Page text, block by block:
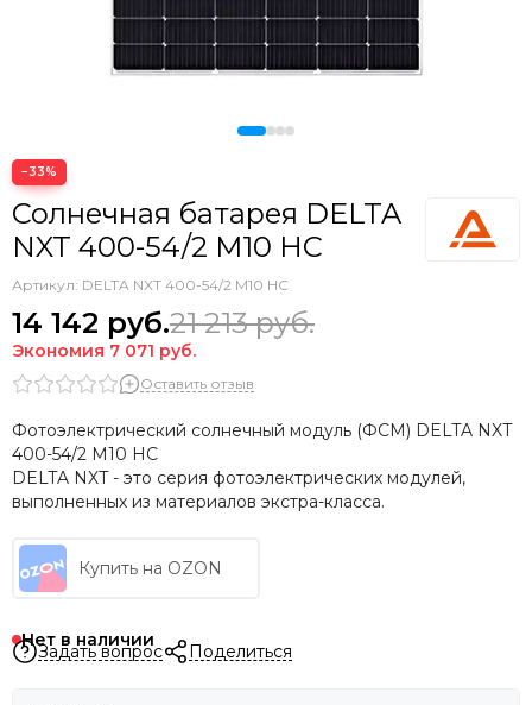
−33%
Солнечная батарея DELTA
NXT 400-54/2 M10 HC
Артикул: DELTA NXT 400-54/2 M10 HC
14 142 руб.21 213руб.
Экономия 7 071 руб.
Оставить отзыв
Фотоэлектрический солнечный модуль (ФСМ) DELTA NXT
400-54/2 M10 HC
DELTA NXT - это серия фотоэлектрических модулей,
выполненных из материалов экстра-класса.
Купить на OZON
Нет в наличии
Задать вопрос Поделиться